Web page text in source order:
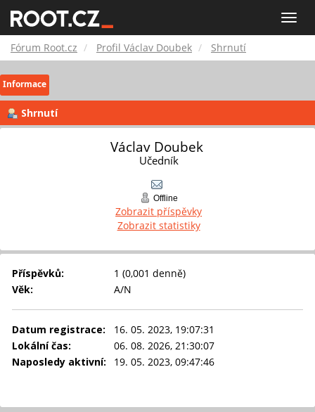
Toggle
Root.cz
Fórum Root.cz Profil Václav Doubek Shrnutí
Informace
Shrnutí
Václav Doubek
Učedník
Offline
Zobrazit příspěvky
Zobrazit statistiky
Příspěvků:
1 (0,001 denně)
Věk:
A/N
Datum registrace:
16. 05. 2023, 19:07:31
Lokální čas:
06. 08. 2026, 21:30:07
Naposledy aktivní:
19. 05. 2023, 09:47:46